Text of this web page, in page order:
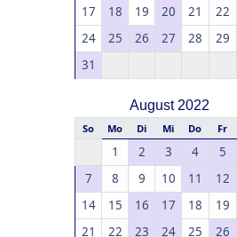
17
18 19 20 21 22
24
25 26 27 28 29
31
August 2022
So Mo Di Mi Do Fr
1 2 3 4 5
7
8 9 10 11 12
14
15 16 17 18 19
21
22 23 24 25 26